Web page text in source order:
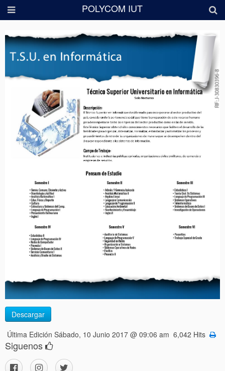
POLYCOM IUT
Descargar
Última Edición Sábado, 10 Junio 2017 @ 09:06 am 6,042 Hits
Siguenos